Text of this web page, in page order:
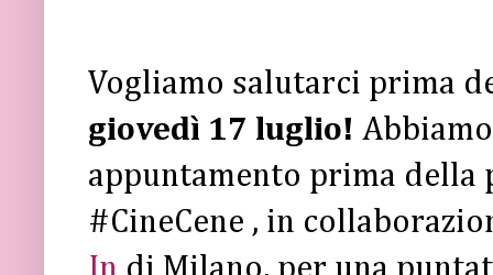
Vogliamo salutarci prima
giovedì 17 luglio!
appuntamento prima della
#CineCene , in